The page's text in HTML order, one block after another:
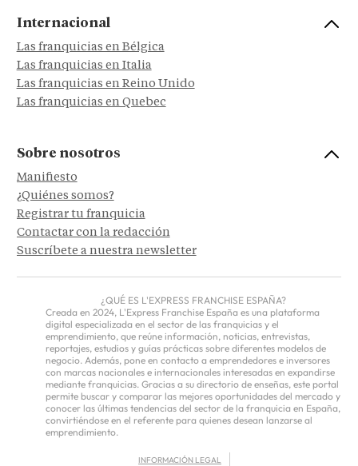
Internacional
Las franquicias en Bélgica
Las franquicias en Italia
Las franquicias en Reino Unido
Las franquicias en Quebec
Sobre nosotros
Manifiesto
¿Quiénes somos?
Registrar tu franquicia
Contactar con la redacción
Suscríbete a nuestra newsletter
¿QUÉ ES L'EXPRESS FRANCHISE ESPAÑA?
Creada en 2024, L'Express Franchise España es una plataforma
digital especializada en el sector de las franquicias y el
emprendimiento, que reúne información, noticias, entrevistas,
reportajes, estudios y guías prácticas sobre diferentes modelos de
negocio. Además, pone en contacto a emprendedores e inversores
con marcas nacionales e internacionales interesadas en expandirse
mediante franquicias. Gracias a su directorio de enseñas, este portal
permite buscar y comparar las mejores oportunidades del mercado y
conocer las últimas tendencias del sector de la franquicia en España,
convirtiéndose en el referente para quienes desean lanzarse al
emprendimiento.
INFORMACIÓN LEGAL